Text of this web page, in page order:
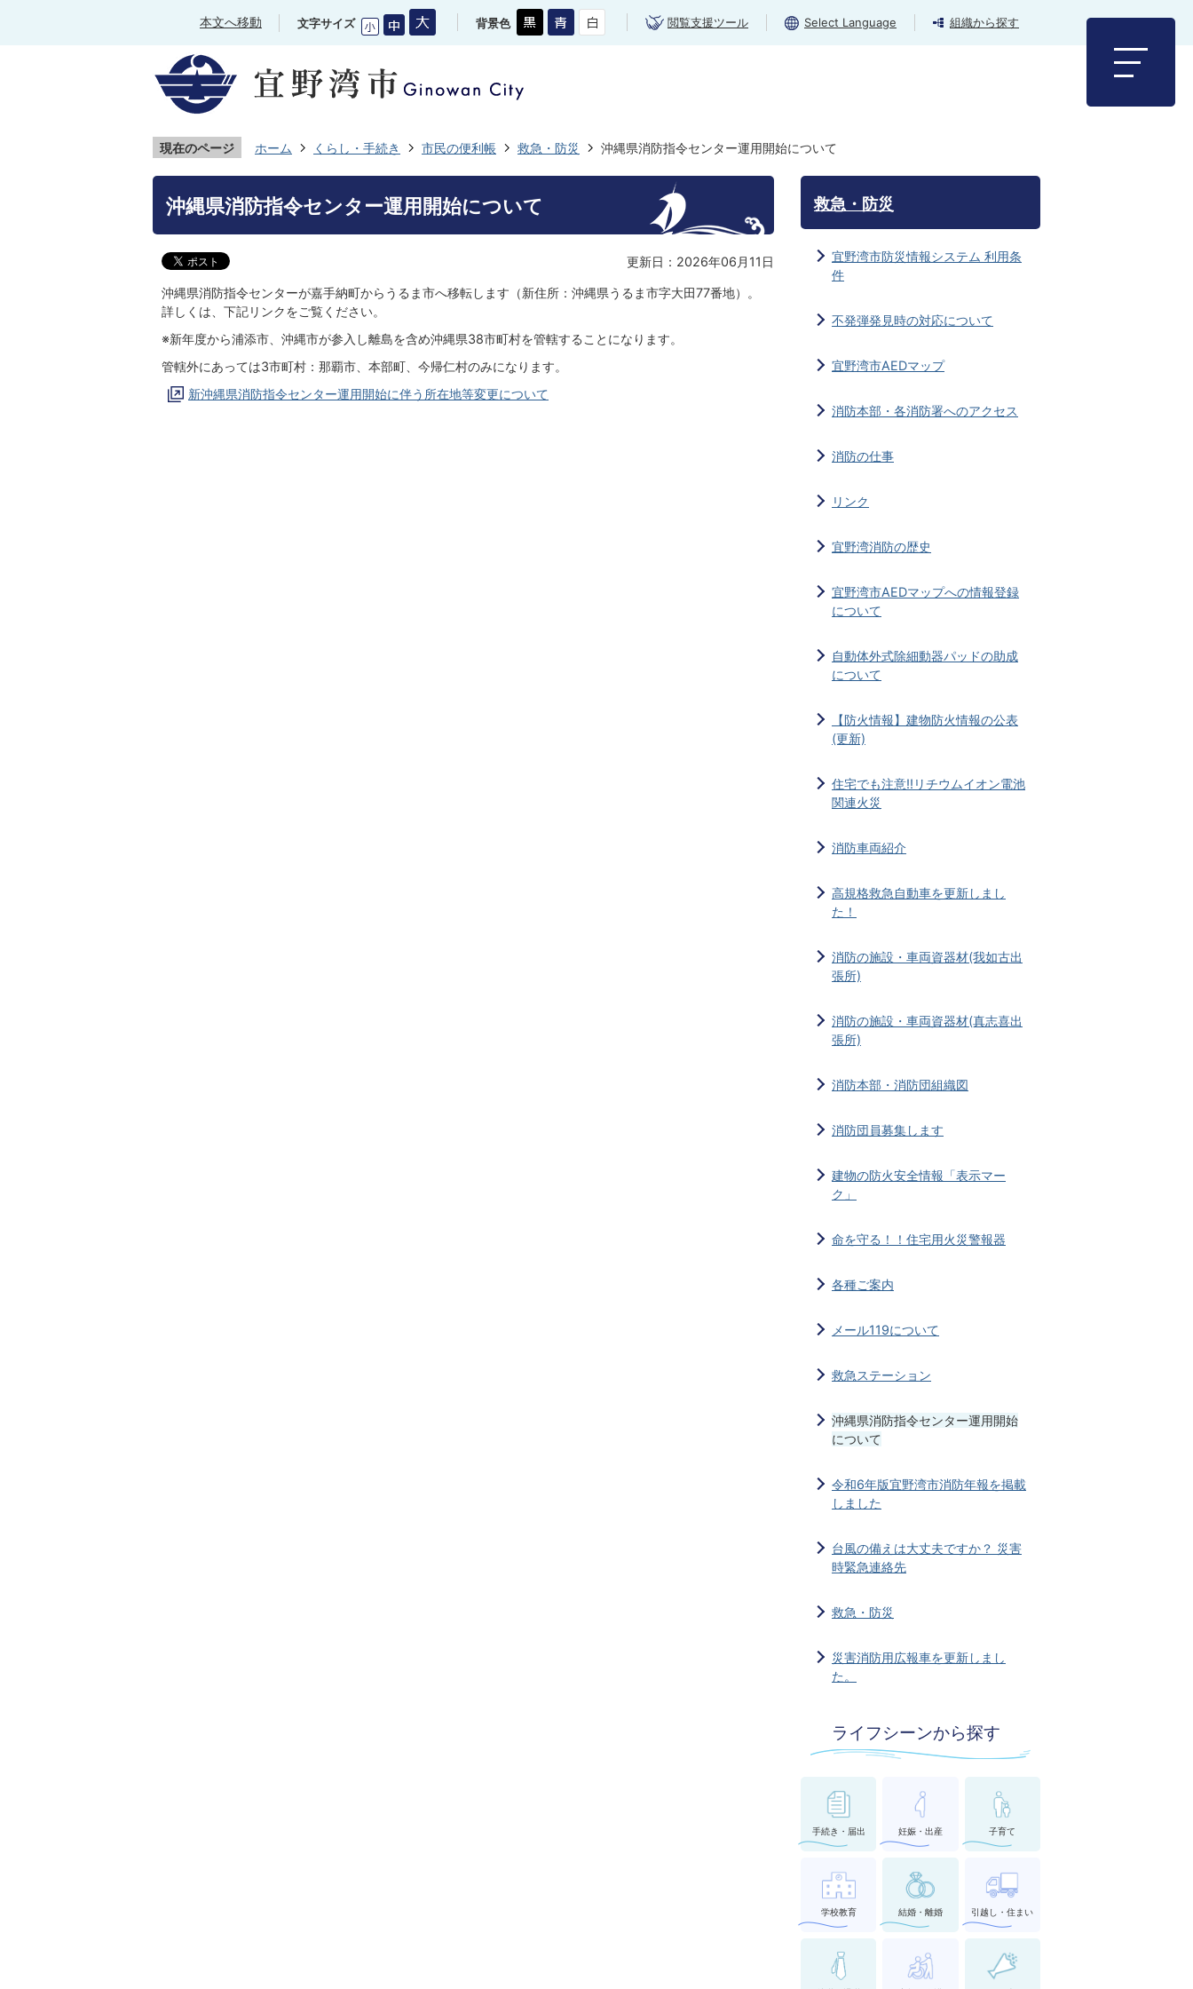
本文へ移動 文字サイズ 背景色 閲覧支援ツール Select Language 組織から探す
現在のページ ホーム くらし・手続き 市民の便利帳 救急・防災 沖縄県消防指令センター運用開始について
沖縄県消防指令センター運用開始について
更新日：2026年06月11日
沖縄県消防指令センターが嘉手納町からうるま市へ移転します（新住所：沖縄県うるま市字大田77番地）。
詳しくは、下記リンクをご覧ください。
※新年度から浦添市、沖縄市が参入し離島を含め沖縄県38市町村を管轄することになります。
管轄外にあっては3市町村：那覇市、本部町、今帰仁村のみになります。
新沖縄県消防指令センター運用開始に伴う所在地等変更について
救急・防災
宜野湾市防災情報システム 利用条
件
不発弾発見時の対応について
宜野湾市AEDマップ
消防本部・各消防署へのアクセス
消防の仕事
リンク
宜野湾消防の歴史
宜野湾市AEDマップへの情報登録
について
自動体外式除細動器パッドの助成
について
【防火情報】建物防火情報の公表
(更新)
住宅でも注意‼リチウムイオン電池
関連火災
消防車両紹介
高規格救急自動車を更新しまし
た！
消防の施設・車両資器材(我如古出
張所)
消防の施設・車両資器材(真志喜出
張所)
消防本部・消防団組織図
消防団員募集します
建物の防火安全情報「表示マー
ク」
命を守る！！住宅用火災警報器
各種ご案内
メール119について
救急ステーション
沖縄県消防指令センター運用開始
について
令和6年版宜野湾市消防年報を掲載
しました
台風の備えは大丈夫ですか？ 災害
時緊急連絡先
救急・防災
災害消防用広報車を更新しまし
た。
ライフシーンから探す
手続き・届出 妊娠・出産 子育て
学校教育 結婚・離婚 引越し・住まい